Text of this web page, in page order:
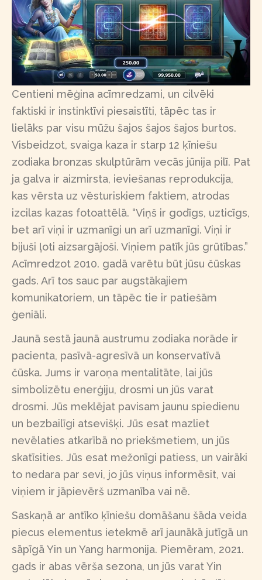
Centieni mēģina acīmredzami, un cilvēki
faktiski ir instinktīvi piesaistīti, tāpēc tas ir
lielāks par visu mūžu šajos šajos šajos burtos.
Visbeidzot, svaiga kaza ir starp 12 ķīniešu
zodiaka bronzas skulptūrām vecās jūnija pilī. Pat
ja galva ir aizmirsta, ieviešanas reprodukcija,
kas vērsta uz vēsturiskiem faktiem, atrodas
izcilas kazas fotoattēlā. “Viņš ir godīgs, uzticīgs,
bet arī viņi ir uzmanīgi un arī uzmanīgi. Viņi ir
bijuši ļoti aizsargājoši. Viņiem patīk jūs grūtības.”
Acīmredzot 2010. gadā varētu būt jūsu čūskas
gads. Arī tos sauc par augstākajiem
komunikatoriem, un tāpēc tie ir patiešām
ģeniāli.
Jaunā sestā jaunā austrumu zodiaka norāde ir
pacienta, pasīvā-agresīvā un konservatīvā
čūska. Jums ir varoņa mentalitāte, lai jūs
simbolizētu enerģiju, drosmi un jūs varat
drosmi. Jūs meklējat pavisam jaunu spiedienu
un bezbailīgi atsevišķi. Jūs esat mazliet
nevēlaties atkarībā no priekšmetiem, un jūs
skatīsities. Jūs esat mežonīgi patiess, un vairāki
to nedara par sevi, jo jūs viņus informēsit, vai
viņiem ir jāpievērš uzmanība vai nē.
Saskaņā ar antīko ķīniešu domāšanu šāda veida
piecus elementus ietekmē arī jaunākā jutīgā un
sāpīgā Yin un Yang harmonija. Piemēram, 2021.
gads ir abas vērša sezona, un jūs varat Yin